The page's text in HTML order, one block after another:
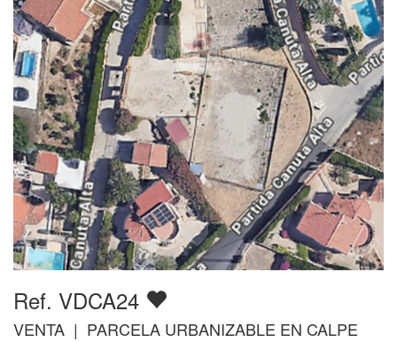
Ref. VDCA24
VENTA | PARCELA URBANIZABLE EN CALPE